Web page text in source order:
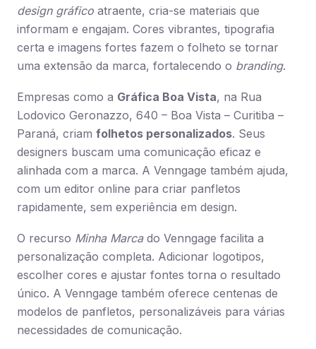
design gráfico atraente, cria-se materiais que
informam e engajam. Cores vibrantes, tipografia
certa e imagens fortes fazem o folheto se tornar
uma extensão da marca, fortalecendo o branding.
Empresas como a Gráfica Boa Vista, na Rua
Lodovico Geronazzo, 640 – Boa Vista – Curitiba –
Paraná, criam folhetos personalizados. Seus
designers buscam uma comunicação eficaz e
alinhada com a marca. A Venngage também ajuda,
com um editor online para criar panfletos
rapidamente, sem experiência em design.
O recurso Minha Marcado Venngage facilita a
personalização completa. Adicionar logotipos,
escolher cores e ajustar fontes torna o resultado
único. A Venngage também oferece centenas de
modelos de panfletos, personalizáveis para várias
necessidades de comunicação.